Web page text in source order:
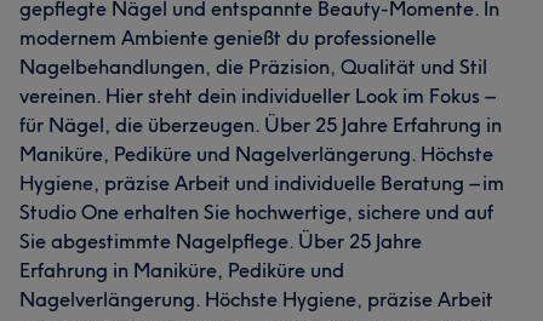
gepflegte Nägel und entspannte Beauty-Momente. In
modernem Ambiente genießt du professionelle
Nagelbehandlungen, die Präzision, Qualität und Stil
vereinen. Hier steht dein individueller Look im Fokus –
für Nägel, die überzeugen. Über 25 Jahre Erfahrung in
Maniküre, Pediküre und Nagelverlängerung. Höchste
Hygiene, präzise Arbeit und individuelle Beratung – im
Studio One erhalten Sie hochwertige, sichere und auf
Sie abgestimmte Nagelpflege. Über 25 Jahre
Erfahrung in Maniküre, Pediküre und
Nagelverlängerung. Höchste Hygiene, präzise Arbeit